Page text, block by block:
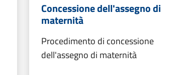
Concessione dell'assegno di
maternità
Procedimento di concessione
dell'assegno di maternità